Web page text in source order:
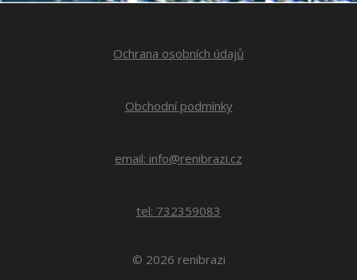
Ochrana osobních údajů
Obchodní podmínky
email: info@renibrazi.cz
tel: 732359083
© 2026 renibrazi